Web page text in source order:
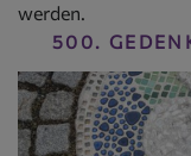
werden.
500.